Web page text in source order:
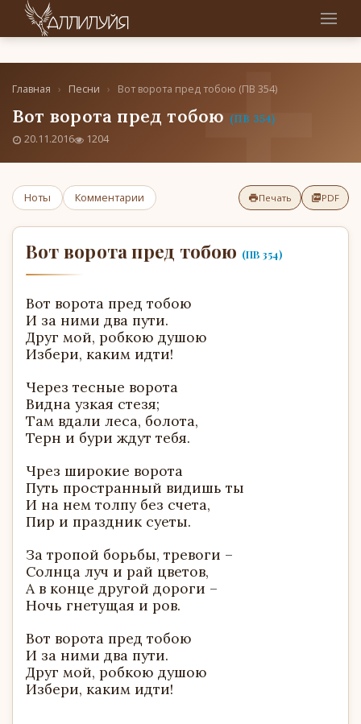
Главная › Песни › Вот ворота пред тобою (ПВ 354)
Вот ворота пред тобою (ПВ 354)
20.11.2016 1204
Ноты Комментарии Печать PDF
Вот ворота пред тобою (ПВ 354)
Вот ворота пред тобою
И за ними два пути.
Друг мой, робкою душою
Избери, каким идти!
Через тесные ворота
Видна узкая стезя;
Там вдали леса, болота,
Терн и бури ждут тебя.
Чрез широкие ворота
Путь пространный видишь ты
И на нем толпу без счета,
Пир и праздник суеты.
За тропой борьбы, тревоги –
Солнца луч и рай цветов,
А в конце другой дороги –
Ночь гнетущая и ров.
Вот ворота пред тобою
И за ними два пути.
Друг мой, робкою душою
Избери, каким идти!